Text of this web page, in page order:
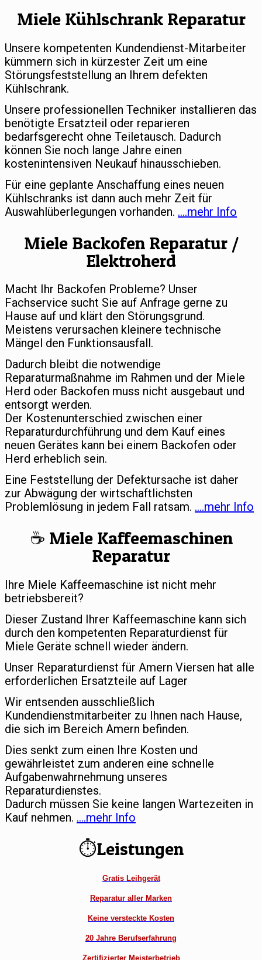
Miele Kühlschrank Reparatur
Unsere kompetenten Kundendienst-Mitarbeiter
kümmern sich in kürzester Zeit um eine
Störungsfeststellung an Ihrem defekten
Kühlschrank.
Unsere professionellen Techniker installieren das
benötigte Ersatzteil oder reparieren
bedarfsgerecht ohne Teiletausch. Dadurch
können Sie noch lange Jahre einen
kostenintensiven Neukauf hinausschieben.
Für eine geplante Anschaffung eines neuen
Kühlschranks ist dann auch mehr Zeit für
Auswahlüberlegungen vorhanden. ….mehr Info
Miele Backofen Reparatur /
Elektroherd
Macht Ihr Backofen Probleme? Unser
Fachservice sucht Sie auf Anfrage gerne zu
Hause auf und klärt den Störungsgrund.
Meistens verursachen kleinere technische
Mängel den Funktionsausfall.
Dadurch bleibt die notwendige
Reparaturmaßnahme im Rahmen und der Miele
Herd oder Backofen muss nicht ausgebaut und
entsorgt werden.
Der Kostenunterschied zwischen einer
Reparaturdurchführung und dem Kauf eines
neuen Gerätes kann bei einem Backofen oder
Herd erheblich sein.
Eine Feststellung der Defektursache ist daher
zur Abwägung der wirtschaftlichsten
Problemlösung in jedem Fall ratsam. ….mehr Info
☕️ Miele Kaffeemaschinen
Reparatur
Ihre Miele Kaffeemaschine ist nicht mehr
betriebsbereit?
Dieser Zustand Ihrer Kaffeemaschine kann sich
durch den kompetenten Reparaturdienst für
Miele Geräte schnell wieder ändern.
Unser Reparaturdienst für Amern Viersen hat alle
erforderlichen Ersatzteile auf Lager
Wir entsenden ausschließlich
Kundendienstmitarbeiter zu Ihnen nach Hause,
die sich im Bereich Amern befinden.
Dies senkt zum einen Ihre Kosten und
gewährleistet zum anderen eine schnelle
Aufgabenwahrnehmung unseres
Reparaturdienstes.
Dadurch müssen Sie keine langen Wartezeiten in
Kauf nehmen. ….mehr Info
⏱Leistungen
Gratis Leihgerät
Reparatur aller Marken
Keine versteckte Kosten
20 Jahre Berufserfahrung
Zertifizierter Meisterbetrieb